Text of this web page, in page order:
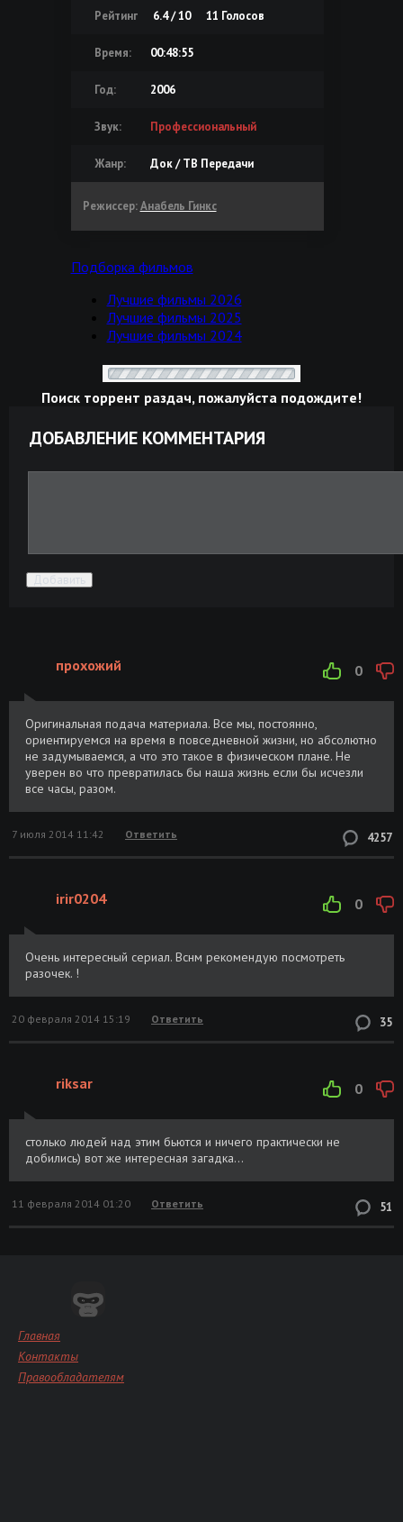
Рейтинг 6.4 / 10 11 Голосов
Время: 00:48:55
Год: 2006
Звук: Профессиональный
Жанр: Док / ТВ Передачи
Режиссер: Анабель Гинкс
Подборка фильмов
Лучшие фильмы 2026
Лучшие фильмы 2025
Лучшие фильмы 2024
Поиск торрент раздач, пожалуйста подождите!
ДОБАВЛЕНИЕ КОММЕНТАРИЯ
Добавить
0
прохожий
Оригинальная подача материала. Все мы, постоянно,
ориентируемся на время в повседневной жизни, но абсолютно
не задумываемся, а что это такое в физическом плане. Не
уверен во что превратилась бы наша жизнь если бы исчезли
все часы, разом.
4257
7 июля 2014 11:42 Ответить
0
irir0204
Очень интересный сериал. Вснм рекомендую посмотреть
разочек. !
35
20 февраля 2014 15:19 Ответить
0
riksar
столько людей над этим бьются и ничего практически не
добились) вот же интересная загадка...
51
11 февраля 2014 01:20 Ответить
Главная
Контакты
Правообладателям